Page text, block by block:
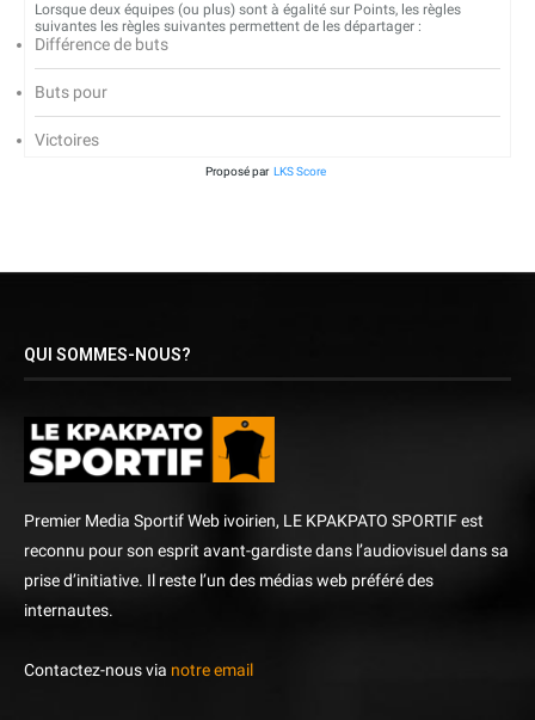
Lorsque deux équipes (ou plus) sont à égalité sur Points, les règles
suivantes les règles suivantes permettent de les départager :
Différence de buts
Buts pour
Victoires
Proposé par LKS Score
QUI SOMMES-NOUS?
Premier Media Sportif Web ivoirien, LE KPAKPATO SPORTIF est
reconnu pour son esprit avant-gardiste dans l’audiovisuel dans sa
prise d’initiative. Il reste l’un des médias web préféré des
internautes.
Contactez-nous via notre email